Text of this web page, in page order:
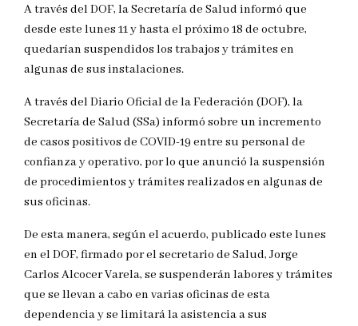
A través del DOF, la Secretaría de Salud informó que
desde este lunes 11 y hasta el próximo 18 de octubre,
quedarían suspendidos los trabajos y trámites en
algunas de sus instalaciones.
A través del Diario Oficial de la Federación (DOF), la
Secretaría de Salud (SSa) informó sobre un incremento
de casos positivos de COVID-19 entre su personal de
confianza y operativo, por lo que anunció la suspensión
de procedimientos y trámites realizados en algunas de
sus oficinas.
De esta manera, según el acuerdo, publicado este lunes
en el DOF, firmado por el secretario de Salud, Jorge
Carlos Alcocer Varela, se suspenderán labores y trámites
que se llevan a cabo en varias oficinas de esta
dependencia y se limitará la asistencia a sus